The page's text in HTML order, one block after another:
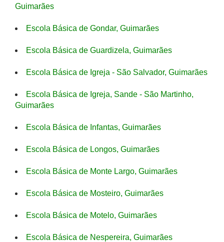
Guimarães
Escola Básica de Gondar, Guimarães
Escola Básica de Guardizela, Guimarães
Escola Básica de Igreja - São Salvador, Guimarães
Escola Básica de Igreja, Sande - São Martinho,
Guimarães
Escola Básica de Infantas, Guimarães
Escola Básica de Longos, Guimarães
Escola Básica de Monte Largo, Guimarães
Escola Básica de Mosteiro, Guimarães
Escola Básica de Motelo, Guimarães
Escola Básica de Nespereira, Guimarães